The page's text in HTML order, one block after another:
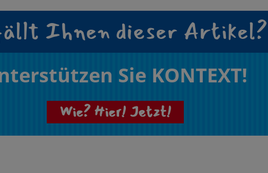
Ihnen dieser Artikel?
Sie KONTEXT!
Wie? Hier! Jetzt!